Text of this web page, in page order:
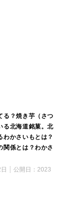
る？焼き芋（さつ
る北海道銘菓。北
わかさいもとは？
関係とは？わかさ
公開日： 2023